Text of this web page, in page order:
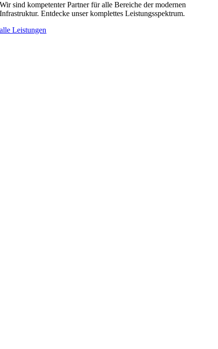
Wir sind kompetenter Partner für alle Bereiche der modernen
Infrastruktur. Entdecke unser komplettes Leistungsspektrum.
alle Leistungen